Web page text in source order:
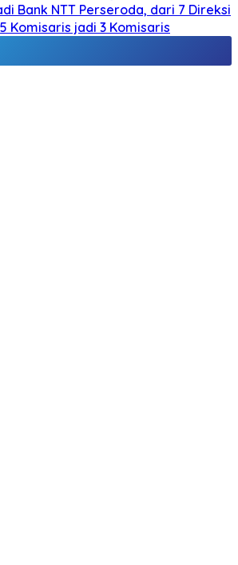
Bank NTT Perseroda, dari 7 Direksi
Komisaris jadi 3 Komisaris